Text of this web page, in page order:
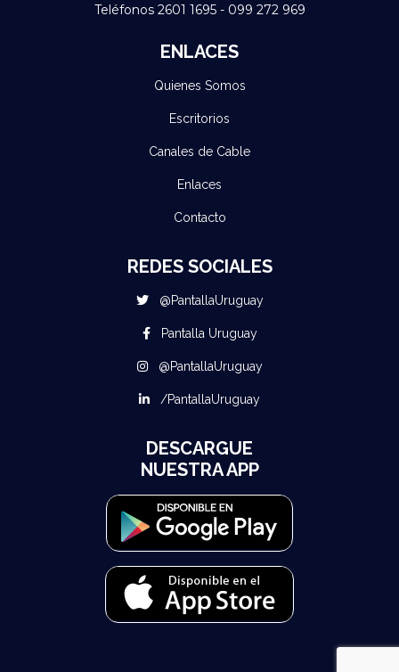
Teléfonos 2601 1695 - 099 272 969
ENLACES
Quienes Somos
Escritorios
Canales de Cable
Enlaces
Contacto
REDES SOCIALES
@PantallaUruguay
Pantalla Uruguay
@PantallaUruguay
/PantallaUruguay
DESCARGUE
NUESTRA APP